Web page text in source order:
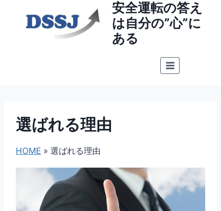
安全運転の答え
は自分の”心”に
ある
選ばれる理由
HOME » 選ばれる理由